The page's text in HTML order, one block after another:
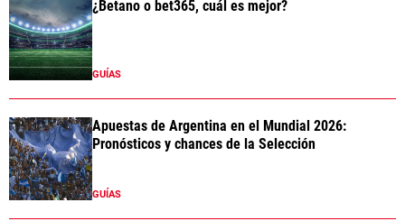
¿Betano o bet365, cuál es mejor?
GUÍAS
Apuestas de Argentina en el Mundial 2026:
Pronósticos y chances de la Selección
GUÍAS